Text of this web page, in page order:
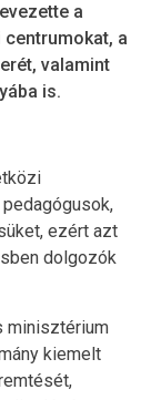
a
a
valamint
is.
ezért azt
dolgozók
minisztérium
kiemelt